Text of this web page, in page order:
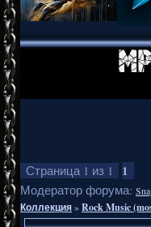
Страница 1 из 1 1
Модератор форума:
Коллекция»Rock Music